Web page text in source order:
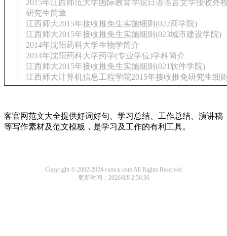
2015年江西师范大学国际教育学院日语语言文学接收外
研究生简章
江西师大2015年接收推免生实施细则(022商学院)
江西师大2015年接收推免生实施细则(023城市建设学院)
2014年沈阳药科大学生物学简介
2014年沈阳药科大学药学(专业学位)学科简介
江西师大2015年接收推免生实施细则(021软件学院)
江西师大计算机信息工程学院2015年接收推免研究生细
客官网范文大全提供好词好句、学习总结、工作总结、演讲稿
等写作素材及范文模板，是学习及工作的有利工具。
Copyright © 2002-2024 cumcu.com All Rights Reserved
更新时间：2026/8/8 2:56:36